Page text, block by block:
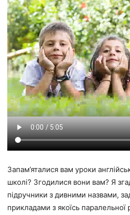
Запам’яталися вам уроки
школі? Згодилися вони вам? Я
підручники з дивними назвами,
прикладами з якоїсь паралельної